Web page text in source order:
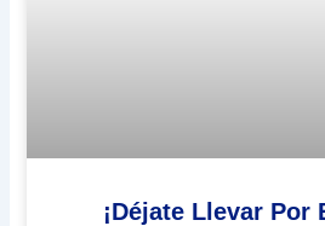
¡Déjate Llevar Por